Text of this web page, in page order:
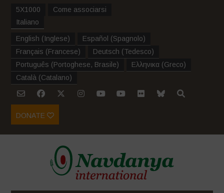
5X1000
Come associarsi
Italiano
English (Inglese) Español (Spagnolo)
Français (Francese) Deutsch (Tedesco)
Português (Portoghese, Brasile) Ελληνικα (Greco)
Català (Catalano)
DONATE